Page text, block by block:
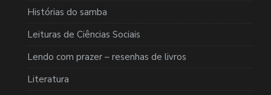
Histórias do samba
Leituras de Ciências Sociais
Lendo com prazer – resenhas de livros
Literatura